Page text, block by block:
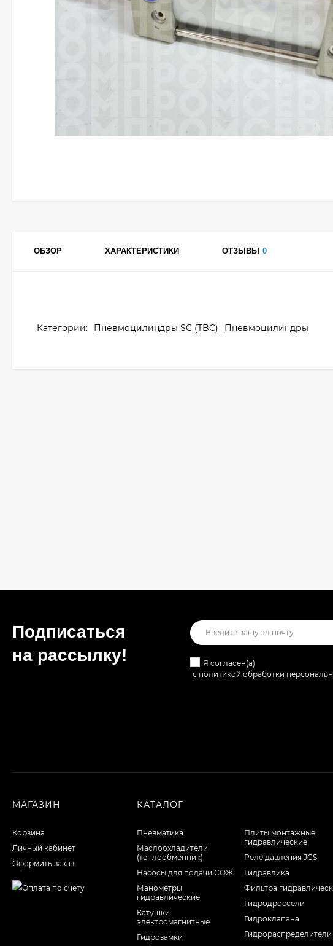
ОБЗОР ХАРАКТЕРИСТИКИ ОТЗЫВЫ 0
Категории: Пневмоцилиндры SC (TBC) Пневмоцилиндры
Подписаться
на рассылкy!
Я согласен(a)
с политикой обработки
МАГАЗИН
Корзина
Личный кабинет
Оформить заказ
КАТАЛОГ
Пневматика
Маслоохладители
(теплообменник)
Насосы для подачи СОЖ
Манометры
гидравлические
Катушки
электромагнитные
Гидрозамки
Плиты монтажные
гидравлические
Реле давления JCS
Гидравлика
Фильтра
Гидродроссели
Гидроклапана
Гидрораспределители